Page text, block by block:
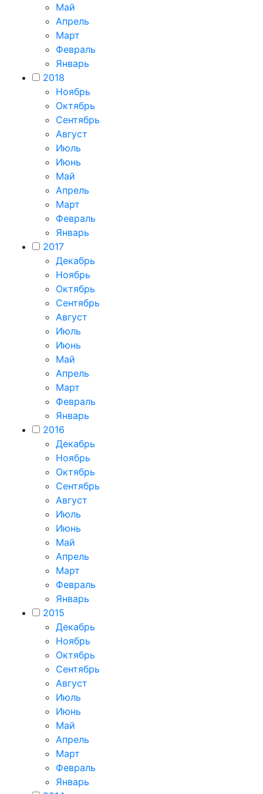
Май
Апрель
Март
Февраль
Январь
2018
Ноябрь
Октябрь
Сентябрь
Август
Июль
Июнь
Май
Апрель
Март
Февраль
Январь
2017
Декабрь
Ноябрь
Октябрь
Сентябрь
Август
Июль
Июнь
Май
Апрель
Март
Февраль
Январь
2016
Декабрь
Ноябрь
Октябрь
Сентябрь
Август
Июль
Июнь
Май
Апрель
Март
Февраль
Январь
2015
Декабрь
Ноябрь
Октябрь
Сентябрь
Август
Июль
Июнь
Май
Апрель
Март
Февраль
Январь